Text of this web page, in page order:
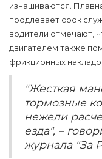
изнашиваются.
продлевает срок
водители отмечают,
двигателем также
фрикционных
"Жесткая
тормозные
нежели
езда", –
журнала "За